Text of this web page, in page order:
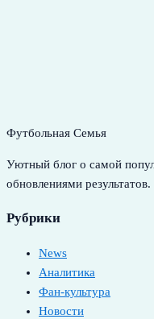
Футбольная Семья
Уютный блог о самой
обновлениями результатов.
Рубрики
News
Аналитика
Фан-культура
Новости